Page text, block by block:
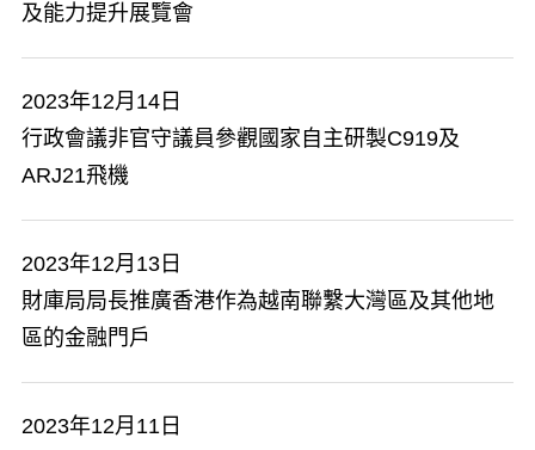
及能力提升展覽會
2023年12月14日
行政會議非官守議員參觀國家自主研製C919及
ARJ21飛機
2023年12月13日
財庫局局長推廣香港作為越南聯繫大灣區及其他地
區的金融門戶
2023年12月11日